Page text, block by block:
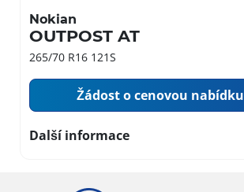
Nokian
OUTPOST AT
265/70 R16 121S
Žádost o cenovou nabídku
Další informace